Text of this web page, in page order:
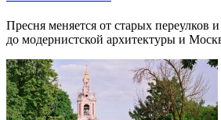
Пресня меняется от старых переулков
до модернистской архитектуры и